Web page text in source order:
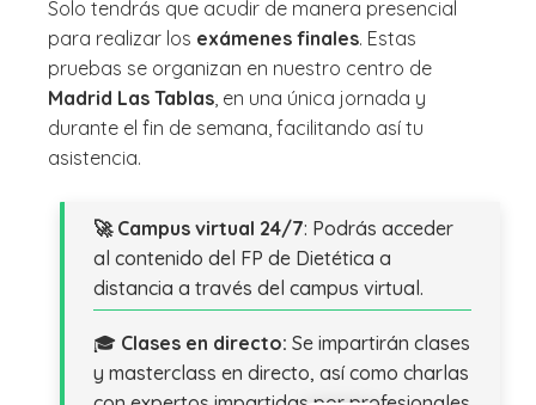
Solo tendrás que acudir de manera presencial
para realizar los exámenes finales. Estas
pruebas se organizan en nuestro centro de
Madrid Las Tablas, en una única jornada y
durante el fin de semana, facilitando así tu
asistencia.
🚀 Campus virtual 24/7: Podrás acceder
al contenido del FP de Dietética a
distancia a través del campus virtual.
🎓 Clases en directo: Se impartirán clases
y masterclass en directo, así como charlas